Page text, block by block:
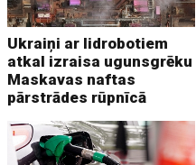
Ukraiņi ar lidrobotiem
atkal izraisa ugunsgrēku
Maskavas naftas
pārstrādes rūpnīcā